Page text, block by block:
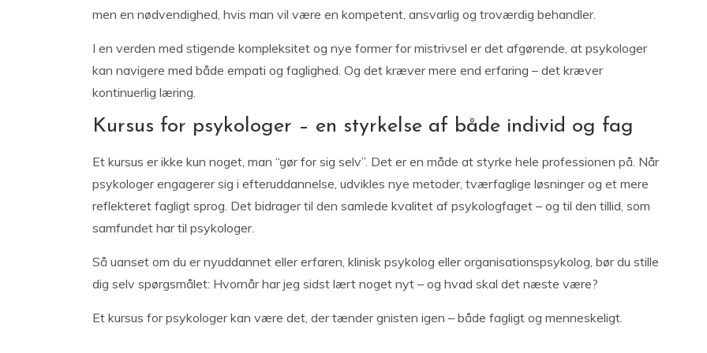
men en nødvendighed, hvis man vil være en kompetent, ansvarlig og troværdig behandler.
I en verden med stigende kompleksitet og nye former for mistrivsel er det afgørende, at psykologer
kan navigere med både empati og faglighed. Og det kræver mere end erfaring – det kræver
kontinuerlig læring.
Kursus for psykologer – en styrkelse af både individ og fag
Et kursus er ikke kun noget, man “gør for sig selv”. Det er en måde at styrke hele professionen på. Når
psykologer engagerer sig i efteruddannelse, udvikles nye metoder, tværfaglige løsninger og et mere
reflekteret fagligt sprog. Det bidrager til den samlede kvalitet af psykologfaget – og til den tillid, som
samfundet har til psykologer.
Så uanset om du er nyuddannet eller erfaren, klinisk psykolog eller organisationspsykolog, bør du stille
dig selv spørgsmålet: Hvornår har jeg sidst lært noget nyt – og hvad skal det næste være?
Et kursus for psykologer kan være det, der tænder gnisten igen – både fagligt og menneskeligt.